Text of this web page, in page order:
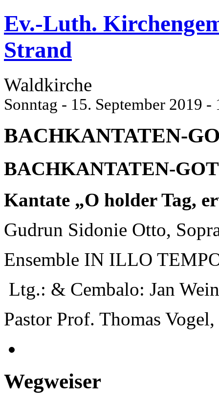
Ev.-Luth.
Strand
Waldkirche
Sonntag - 15. September 2019 -
BACHKANTATEN-
BACHKANTATEN-
Kantate „O holder Tag,
Gudrun Sidonie Otto,
Ensemble IN ILLO
Ltg.: & Cembalo: Jan
Pastor Prof. Thomas
Wegweiser